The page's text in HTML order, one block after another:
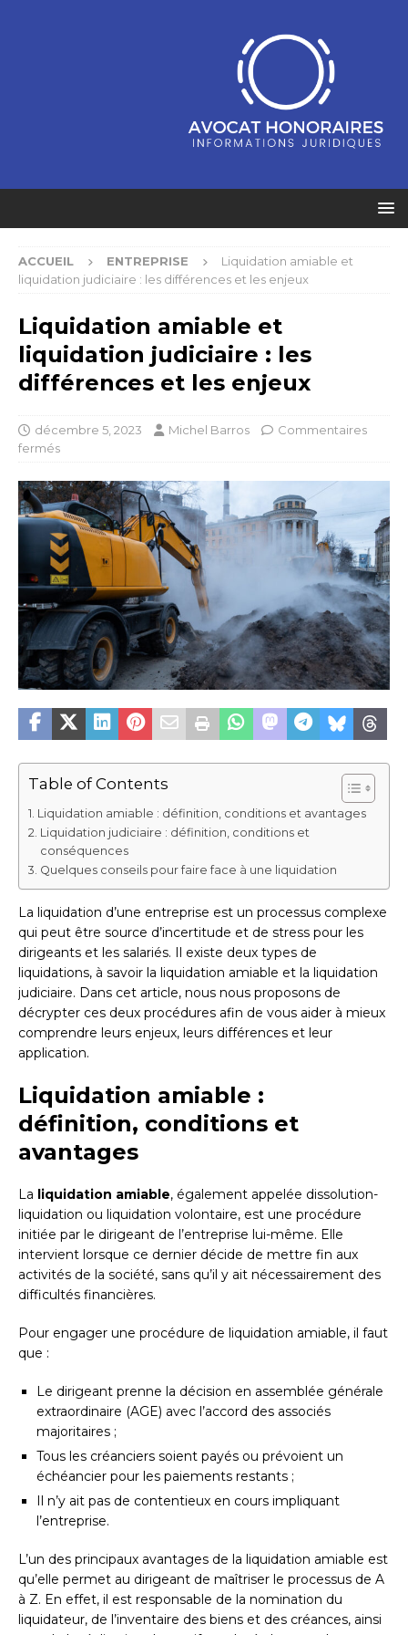
ACCUEIL ENTREPRISE
Liquidation amiable et
liquidation judiciaire : les différences et les enjeux
Liquidation amiable et
liquidation judiciaire : les
différences et les enjeux
décembre 5, 2023 Michel Barros
Commentaires
fermés
Table of Contents
Liquidation amiable : définition, conditions et avantages
Liquidation judiciaire : définition, conditions et
conséquences
Quelques conseils pour faire face à une liquidation
La liquidation d’une entreprise est un processus complexe
qui peut être source d’incertitude et de stress pour les
dirigeants et les salariés. Il existe deux types de
liquidations, à savoir la liquidation amiable et la liquidation
judiciaire. Dans cet article, nous nous proposons de
décrypter ces deux procédures afin de vous aider à mieux
comprendre leurs enjeux, leurs différences et leur
application.
Liquidation amiable :
définition, conditions et
avantages
La liquidation amiable, également appelée dissolution-
liquidation ou liquidation volontaire, est une procédure
initiée par le dirigeant de l’entreprise lui-même. Elle
intervient lorsque ce dernier décide de mettre fin aux
activités de la société, sans qu’il y ait nécessairement des
difficultés financières.
Pour engager une procédure de liquidation amiable, il faut
que :
Le dirigeant prenne la décision en assemblée générale
extraordinaire (AGE) avec l’accord des associés
majoritaires ;
Tous les créanciers soient payés ou prévoient un
échéancier pour les paiements restants ;
Il n’y ait pas de contentieux en cours impliquant
l’entreprise.
L’un des principaux avantages de la liquidation amiable est
qu’elle permet au dirigeant de maîtriser le processus de A
à Z. En effet, il est responsable de la nomination du
liquidateur, de l’inventaire des biens et des créances, ainsi